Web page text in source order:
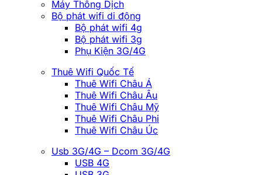
Máy Thông Dịch
Bộ phát wifi di động
Bộ phát wifi 4g
Bộ phát wifi 3g
Phụ Kiện 3G/4G
Thuê Wifi Quốc Tế
Thuê Wifi Châu Á
Thuê Wifi Châu Âu
Thuê Wifi Châu Mỹ
Thuê Wifi Châu Phi
Thuê Wifi Châu Úc
Usb 3G/4G – Dcom 3G/4G
USB 4G